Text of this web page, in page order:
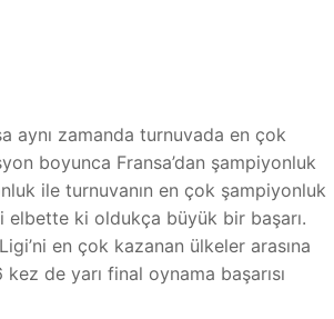
aynı zamanda turnuvada en çok
boyunca Fransa’dan şampiyonluk
ile turnuvanın en çok şampiyonluk
elbette ki oldukça büyük bir başarı.
en çok kazanan ülkeler arasına
de yarı final oynama başarısı